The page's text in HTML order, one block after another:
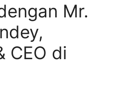
Mr.
CEO di